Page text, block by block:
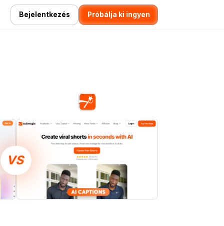
Bejelentkezés Próbálja ki ingyen
VS